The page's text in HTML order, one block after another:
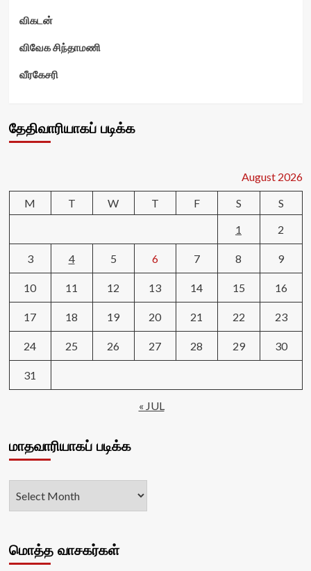
விகடன்
விவேக சிந்தாமணி
வீரகேசரி
தேதிவாரியாகப் படிக்க
August 2026
M
T W T F S
S
1
2
3 4 5 6 7 8 9
10 11 12 13 14 15 16
17 18 19 20 21 22 23
24 25 26 27 28 29 30
31
« JUL
மாதவாரியாகப் படிக்க
மொத்த வாசகர்கள்